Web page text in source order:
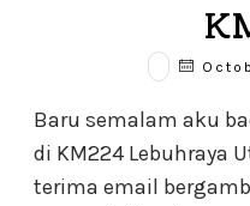
Baru semalam aku
di KM224 Lebuhraya
terima email